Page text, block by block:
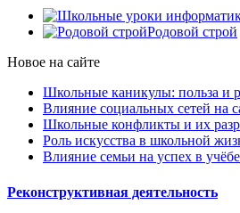
Родовой строй
Новое на сайте
Школьные каникулы: польза и
Влияние социальных сетей на
Школьные конфликты и их
Роль искусства в школьной
Влияние семьи на успех в учёбе
Реконструктивная деятельность